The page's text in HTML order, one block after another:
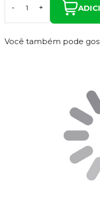
- +
Você também pode